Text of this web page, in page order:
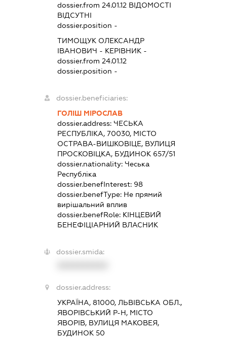
dossier.from 24.01.12 ВІДОМОСТІ
ВІДСУТНІ
dossier.position -
ТИМОЩУК ОЛЕКСАНДР
ІВАНОВИЧ - КЕРІВНИК -
dossier.from 24.01.12
dossier.position -
dossier.beneficiaries:
ГОЛІШ МІРОСЛАВ
dossier.address: ЧЕСЬКА
РЕСПУБЛІКА, 70030, МІСТО
ОСТРАВА-ВИШКОВІЦЕ, ВУЛИЦЯ
ПРОСКОВІЦКА, БУДИНОК 657/51
dossier.nationality: Чеська
Республіка
dossier.benefInterest: 98
dossier.benefType: Не прямий
вирішальний вплив
dossier.benefRole: КІНЦЕВИЙ
БЕНЕФІЦІАРНИЙ ВЛАСНИК
dossier.smida:
dossier.address:
УКРАЇНА, 81000, ЛЬВІВСЬКА ОБЛ.,
ЯВОРІВСЬКИЙ Р-Н, МІСТО
ЯВОРІВ, ВУЛИЦЯ МАКОВЕЯ,
БУДИНОК 50